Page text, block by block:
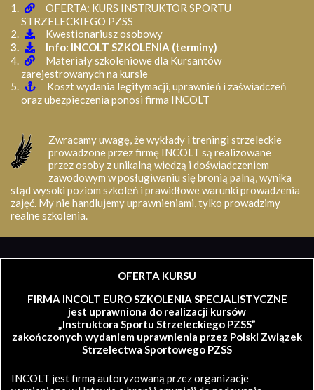
OFERTA: KURS INSTRUKTOR SPORTU
STRZELECKIEGO PZSS
Kwestionariusz osobowy
Info: INCOLT SZKOLENIA (terminy)
Materiały szkoleniowe dla Kursantów
zarejestrowanych na kursie
Koszt wydania legitymacji, uprawnień i zaświadczeń
oraz ubezpieczenia ponosi firma INCOLT
Zwracamy uwagę, że wykłady i treningi strzeleckie
prowadzone przez firmę INCOLT są realizowane
przez osoby z unikalną wiedzą i doświadczeniem
zawodowym w posługiwaniu się bronią palną, wynika
stąd wysoki poziom szkoleń i prawidłowe warunki prowadzenia
zajęć. My nie handlujemy uprawnieniami, tylko prowadzimy
realne szkolenia.
OFERTA KURSU
FIRMA INCOLT EURO SZKOLENIA SPECJALISTYCZNE
jest uprawniona do realizacji kursów
„Instruktora Sportu Strzeleckiego PZSS”
zakończonych wydaniem uprawnienia przez Polski Związek
Strzelectwa Sportowego PZSS
INCOLT jest firmą autoryzowaną przez organizacje